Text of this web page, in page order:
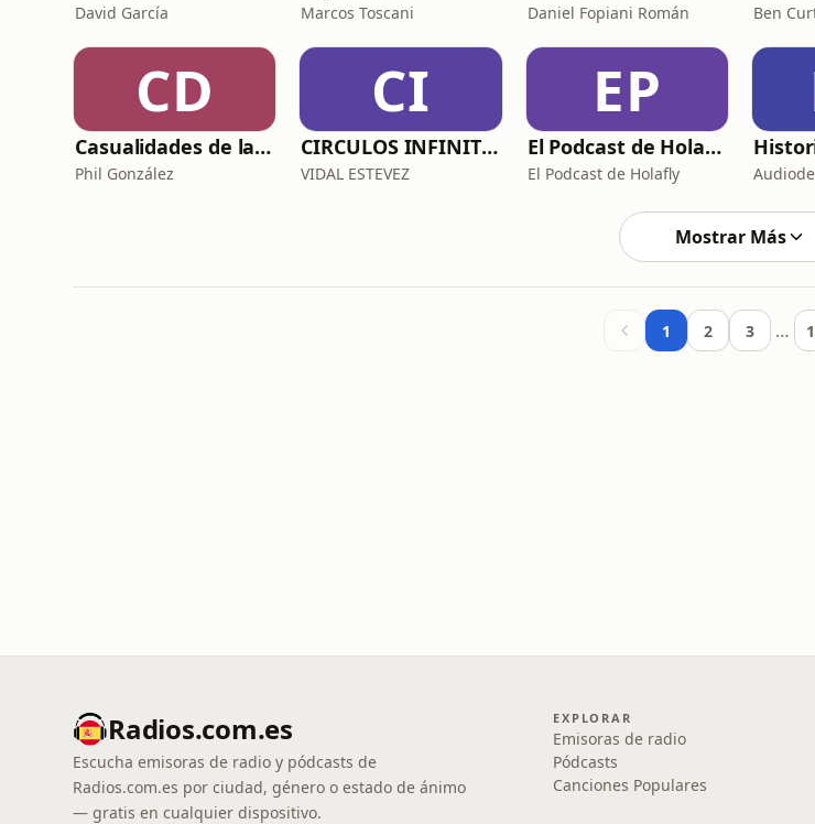
David García Marcos Toscani Daniel Fopiani Román
CD
Casualidades de la vida
Phil González
CI
CIRCULOS INFINITOS
VIDAL ESTEVEZ
EP
El Podcast de Holafly
El Podcast de Holafly
Mostrar Más
1 2 3 …
Radios.com.es
Escucha emisoras de radio y pódcasts de
Radios.com.es por ciudad, género o estado de ánimo
— gratis en cualquier dispositivo.
EXPLORAR
Emisoras de radio
Pódcasts
Canciones Populares